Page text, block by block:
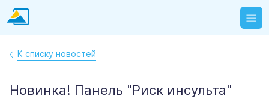
К списку новостей
Новинка! Панель "Риск инсульта"